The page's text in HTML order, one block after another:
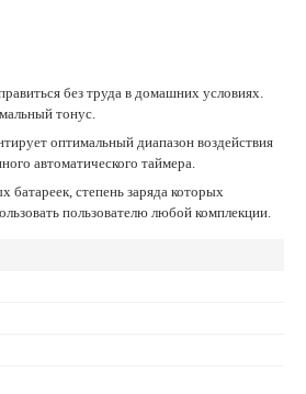
тонус.
автоматического таймера.
пользователю любой комплекции.